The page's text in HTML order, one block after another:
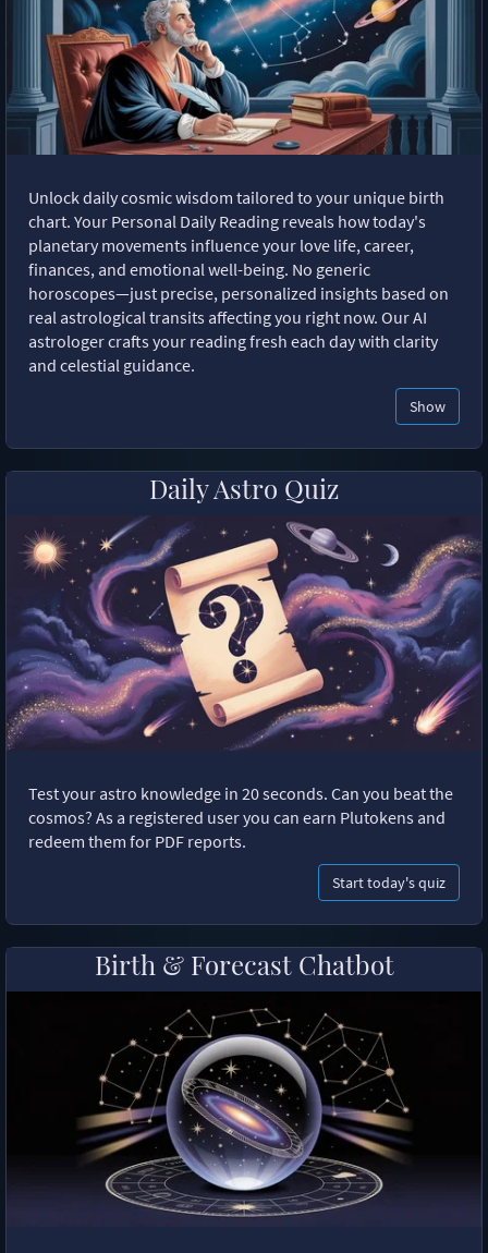
Unlock daily cosmic wisdom tailored to your unique birth
chart. Your Personal Daily Reading reveals how today's
planetary movements influence your love life, career,
finances, and emotional well-being. No generic
horoscopes—just precise, personalized insights based on
real astrological transits affecting you right now. Our AI
astrologer crafts your reading fresh each day with clarity
and celestial guidance.
Show
Daily Astro Quiz
Test your astro knowledge in 20 seconds. Can you beat the
cosmos? As a registered user you can earn Plutokens and
redeem them for PDF reports.
Start today's quiz
Birth & Forecast Chatbot